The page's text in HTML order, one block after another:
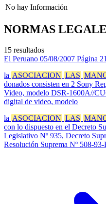
No hay Información
NORMAS
15 resultados
El Peruano 05/08/2007 Página 21
la ASOCIACION LAS
donados consisten en 2 Sony
Video, modelo DSR-1600A//
digital de video, modelo
la ASOCIACION LAS
con lo dispuesto en el Decreto
Legislativo Nº 935, Decreto
Resolución Suprema Nº 508-